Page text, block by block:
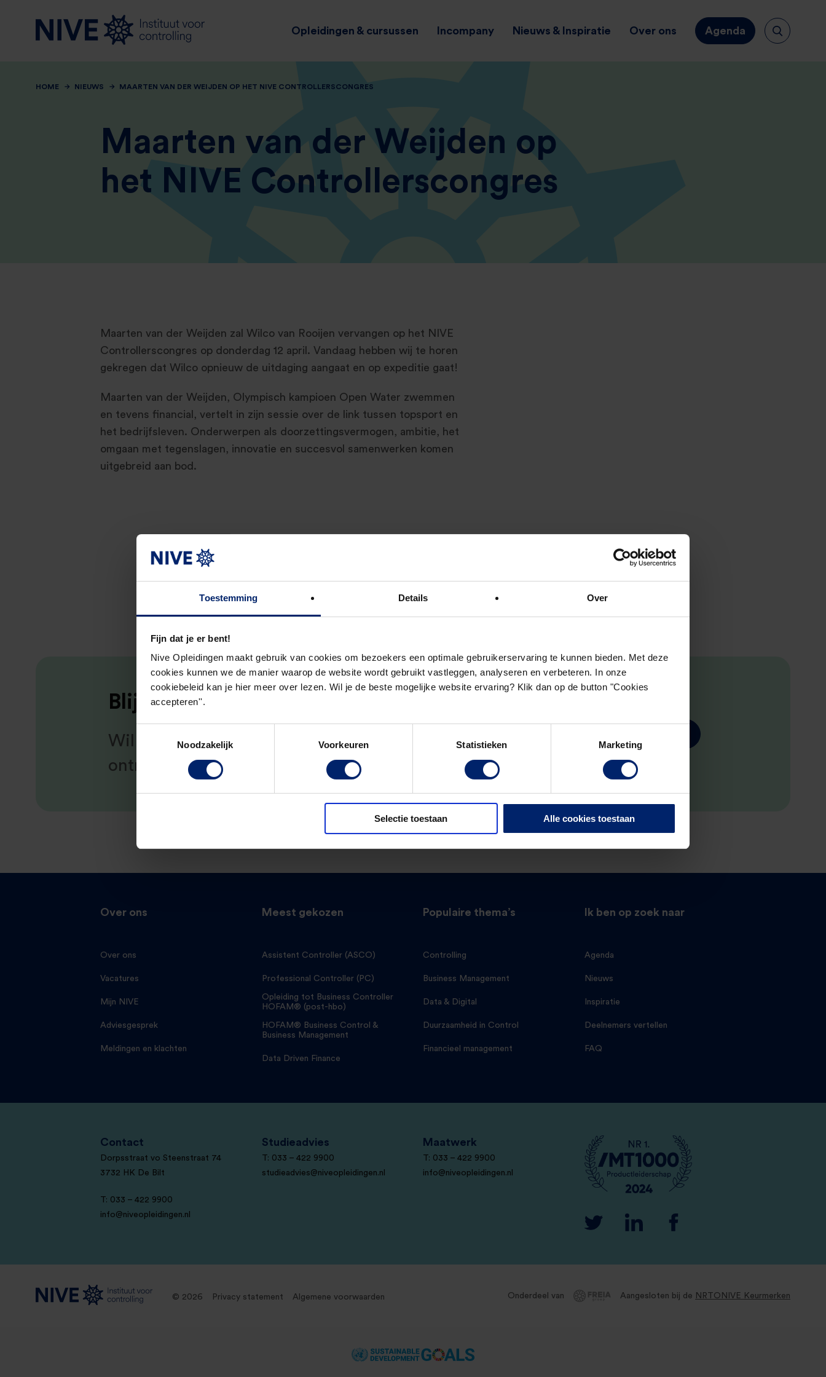
Toestemming Details Over
Fijn dat je er bent!
Nive Opleidingen maakt gebruik van cookies om bezoekers een optimale gebruikerservaring te kunnen bieden. Met deze
cookies kunnen we de manier waarop de website wordt gebruikt vastleggen, analyseren en verbeteren. In onze
cookiebeleid kan je hier meer over lezen. Wil je de beste mogelijke website ervaring? Klik dan op de button "Cookies
accepteren''.
Noodzakelijk
Voorkeuren Statistieken Marketing
Selectie toestaan Alle cookies toestaan
Opleidingen & cursussen Incompany Nieuws & Inspiratie Over ons Agenda
HOME NIEUWS MAARTEN VAN DER WEIJDEN OP HET NIVE CONTROLLERSCONGRES
Maarten van der Weijden op
het NIVE Controllerscongres
Maarten van der Weijden zal Wilco van Rooijen vervangen op het NIVE
Controllerscongres op donderdag 12 april. Vandaag hebben wij te horen
gekregen dat Wilco opnieuw de uitdaging aangaat en op expeditie gaat!
Maarten van der Weijden, Olympisch kampioen Open Water zwemmen
en tevens financial, vertelt in zijn sessie over de link tussen topsport en
het bedrijfsleven. Onderwerpen als doorzettingsvermogen, ambitie, het
omgaan met tegenslagen, innovatie en succesvol samenwerken komen
uitgebreid aan bod.
Blijf verbonden!
Wil je op de hoogte blijven van inhoud, inspiratie en
ontmoetingen?
Over ons
Over ons
Vacatures
Mijn NIVE
Adviesgesprek
Meldingen en klachten
Meest gekozen
Assistent Controller (ASCO)
Professional Controller (PC)
Opleiding tot Business Controller
HOFAM® (post-hbo)
HOFAM® Business Control &
Business Management
Data Driven Finance
Populaire thema’s
Controlling
Business Management
Data & Digital
Duurzaamheid in Control
Financieel management
Ik ben op zoek naar
Agenda
Nieuws
Inspiratie
Deelnemers vertellen
FAQ
Contact
Dorpsstraat vo Steenstraat 74
3732 HK De Bilt
T: 033 – 422 9900
info@niveopleidingen.nl
Studieadvies
T: 033 – 422 9900
studieadvies@niveopleidingen.nl
Maatwerk
T: 033 – 422 9900
info@niveopleidingen.nl
© 2026 Privacy statement Algemene voorwaarden Onderdeel van Aangesloten bij de NRTO NIVE Keurmerken